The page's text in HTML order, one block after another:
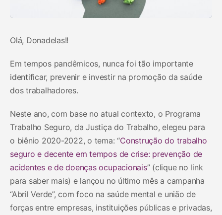
Olá, Donadelas!!
Em tempos pandêmicos, nunca foi tão importante
identificar, prevenir e investir na promoção da saúde
dos trabalhadores.
Neste ano, com base no atual contexto, o Programa
Trabalho Seguro, da Justiça do Trabalho, elegeu para
o biênio 2020-2022, o tema: “Construção do trabalho
seguro e decente em tempos de crise: prevenção de
acidentes e de doenças ocupacionais” (clique no link
para saber mais) e lançou no último mês a campanha
“Abril Verde”, com foco na saúde mental e união de
forças entre empresas, instituições públicas e privadas,